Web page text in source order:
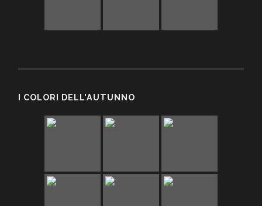
I COLORI DELL'AUTUNNO